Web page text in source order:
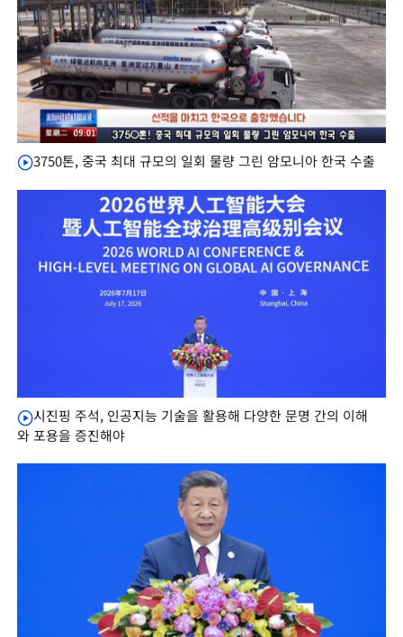
3750톤, 중국 최대 규모의 일회 물량 그린 암모니아 한국 수출
시진핑 주석, 인공지능 기술을 활용해 다양한 문명 간의 이해
와 포용을 증진해야